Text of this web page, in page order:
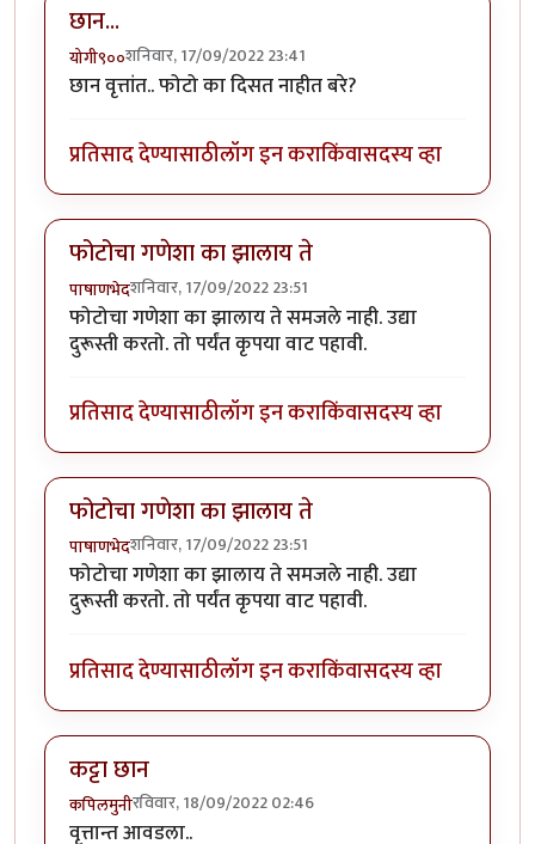
छान...
योगी९००शनिवार, 17/09/2022 23:41
छान वृत्तांत.. फोटो का दिसत नाहीत बरे?
प्रतिसाद देण्यासाठीलॉग इन कराकिंवासदस्य व्हा
फोटोचा गणेशा का झालाय ते
पाषाणभेदशनिवार, 17/09/2022 23:51
फोटोचा गणेशा का झालाय ते समजले नाही. उद्या
दुरूस्ती करतो. तो पर्यंत कृपया वाट पहावी.
प्रतिसाद देण्यासाठीलॉग इन कराकिंवासदस्य व्हा
फोटोचा गणेशा का झालाय ते
पाषाणभेदशनिवार, 17/09/2022 23:51
फोटोचा गणेशा का झालाय ते समजले नाही. उद्या
दुरूस्ती करतो. तो पर्यंत कृपया वाट पहावी.
प्रतिसाद देण्यासाठीलॉग इन कराकिंवासदस्य व्हा
कट्टा छान
कपिलमुनीरविवार, 18/09/2022 02:46
वृत्तान्त आवडला..